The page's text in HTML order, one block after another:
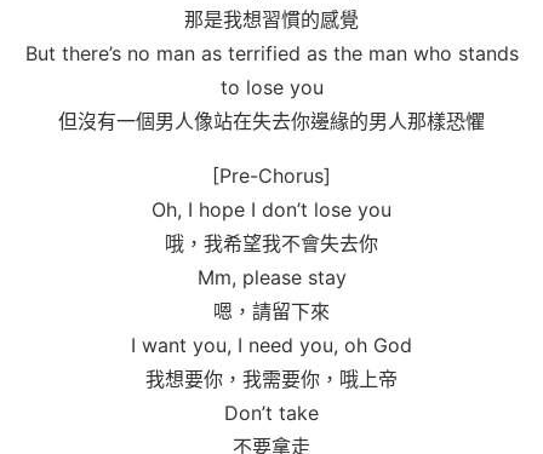
那是我想習慣的感覺
But there’s no man as terrified as the man who stands
to lose you
但沒有一個男人像站在失去你邊緣的男人那樣恐懼
[Pre-Chorus]
Oh, I hope I don’t lose you
哦，我希望我不會失去你
Mm, please stay
嗯，請留下來
I want you, I need you, oh God
我想要你，我需要你，哦上帝
Don’t take
不要拿走